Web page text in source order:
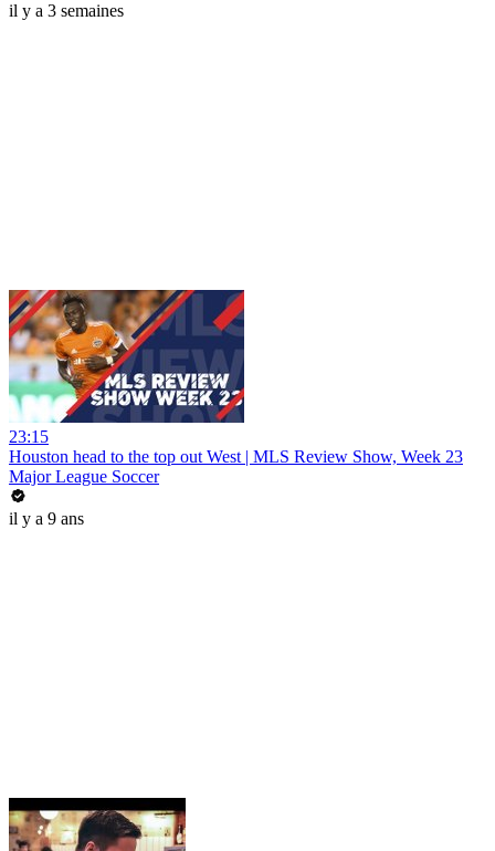
il y a 3 semaines
23:15
Houston head to the top out West | MLS Review Show, Week 23
Major League Soccer
il y a 9 ans